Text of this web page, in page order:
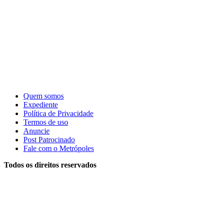
Quem somos
Expediente
Política de Privacidade
Termos de uso
Anuncie
Post Patrocinado
Fale com o Metrópoles
Todos os direitos reservados